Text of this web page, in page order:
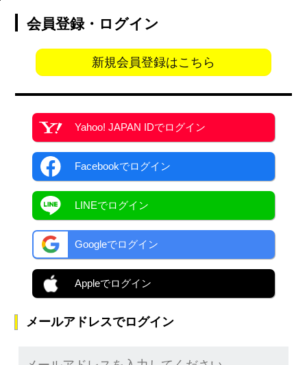
会員登録・ログイン
新規会員登録はこちら
Yahoo! JAPAN IDでログイン
Facebookでログイン
LINEでログイン
Googleでログイン
Appleでログイン
メールアドレスでログイン